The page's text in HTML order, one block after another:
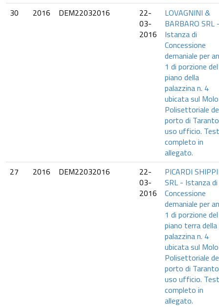
30
2016 DEM22032016
22-
03-
2016
LOVAGNINI &
BARBARO SRL
Istanza di
Concessione
demaniale per
1 di porzione
piano della
palazzina n. 4
ubicata sul Molo
Polisettoriale
porto di
uso ufficio.
completo in
allegato.
27
2016 DEM22032016
22-
03-
2016
PICARDI
SRL - Istanza di
Concessione
demaniale per
1 di porzione del
piano terra della
palazzina n. 4
ubicata sul Molo
Polisettoriale
porto di
uso ufficio.
completo in
allegato.